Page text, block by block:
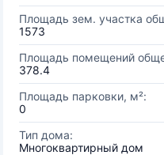
Площадь зем. участка
1573
Площадь помещений
378.4
Площадь парковки, м²:
0
Тип дома:
Многоквартирный дом